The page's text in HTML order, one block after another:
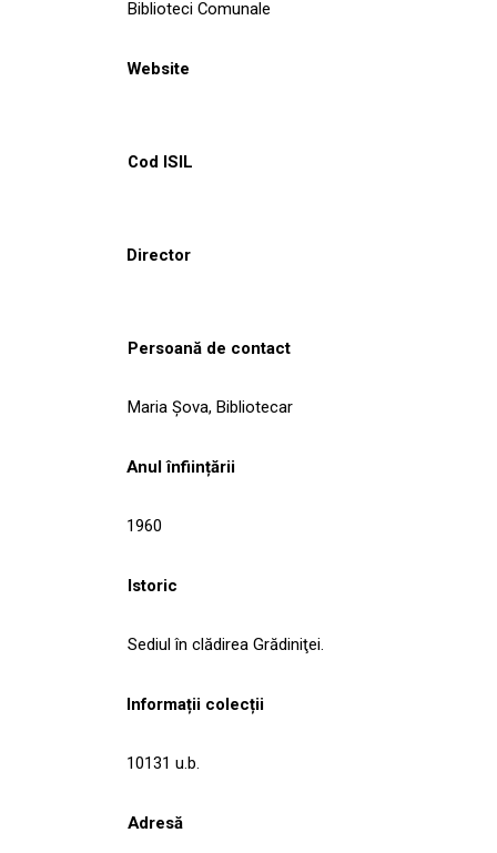
Biblioteci Comunale
Website
Cod ISIL
Director
Persoană de contact
Maria Şova, Bibliotecar
Anul înființării
1960
Istoric
Sediul în clădirea Grădiniţei.
Informații colecții
10131 u.b.
Adresă